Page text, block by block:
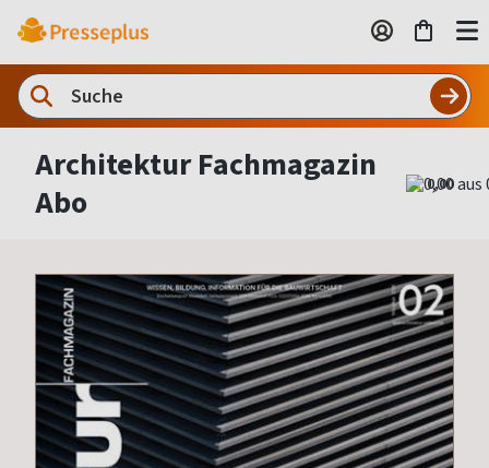
Architektur Fachmagazin
Abo
0,00